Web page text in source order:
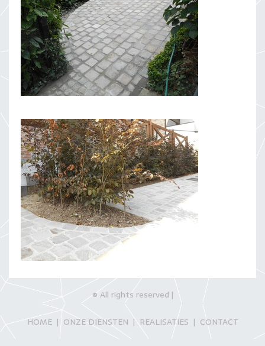
© All rights reserved |
HOME ONZE DIENSTEN REALISATIES CONTACT